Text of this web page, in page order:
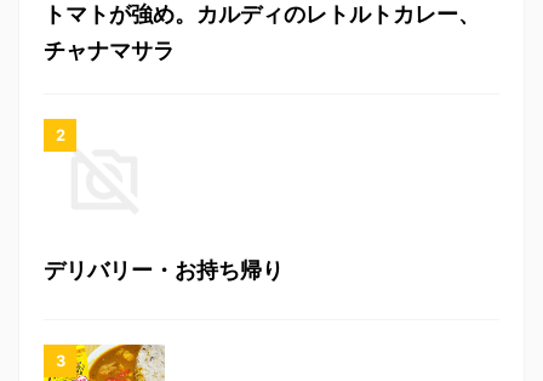
トマトが強め。カルディのレトルトカレー、
チャナマサラ
デリバリー・お持ち帰り